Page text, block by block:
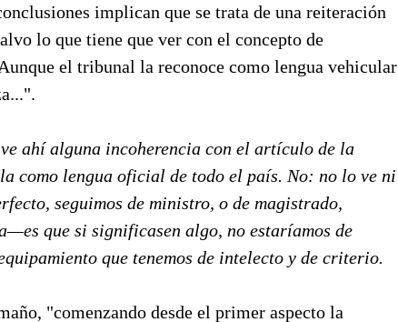
implican que se trata de una reiteración
lo que tiene que ver con el concepto de
el tribunal la reconoce como lengua vehicular
ahí alguna incoherencia con el artículo de la
como lengua oficial de todo el país. No: no lo ve ni
seguimos de ministro, o de magistrado,
que si significasen algo, no estaríamos de
que tenemos de intelecto y de criterio.
"comenzando desde el primer aspecto la